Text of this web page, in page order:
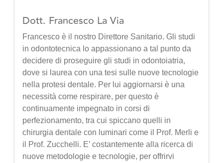
Dott. Francesco La Via
Francesco è il nostro Direttore Sanitario. Gli studi
in odontotecnica lo appassionano a tal punto da
decidere di proseguire gli studi in odontoiatria,
dove si laurea con una tesi sulle nuove tecnologie
nella protesi dentale. Per lui aggiornarsi è una
necessità come respirare, per questo è
continuamente impegnato in corsi di
perfezionamento, tra cui spiccano quelli in
chirurgia dentale con luminari come il Prof. Merli e
il Prof. Zucchelli. E’ costantemente alla ricerca di
nuove metodologie e tecnologie, per offrirvi